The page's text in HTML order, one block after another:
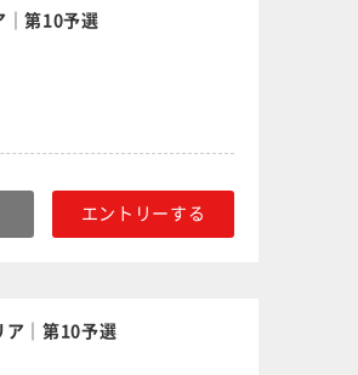
｜第10予選
エントリーする
ア｜第10予選